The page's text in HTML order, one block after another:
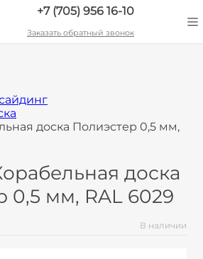
+7 (705) 956 16-10
Заказать обратный звонок
доска Полиэстер 0,5 мм,
доска
0,5 мм, RAL 6029
В наличии